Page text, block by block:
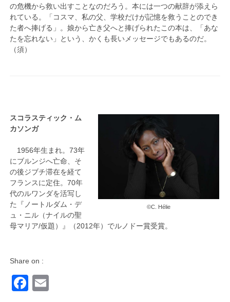
の危機から救い出すことなのだろう。本には一つの献辞が添えら
れている。「コスマ、私の父、学校だけが記憶を救うことのでき
た者へ捧げる」。娘から亡き父へと捧げられたこの本は、「あな
たを忘れない」という、かくも長いメッセージでもあるのだ。
（須）
©️C. Hélie
スコラスティック・ム
カソンガ
1956年生まれ。73年
にブルンジへ亡命、そ
の後ジブチ滞在を経て
フランスに定住。70年
代のルワンダを活写し
た『ノートルダム・デ
ュ・ニル（ナイルの聖
母マリア/仮題）』（2012年）でルノドー賞受賞。
Share on :
Facebook